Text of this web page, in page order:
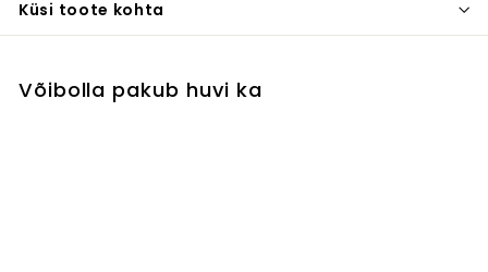
Küsi toote kohta
Võibolla pakub huvi ka